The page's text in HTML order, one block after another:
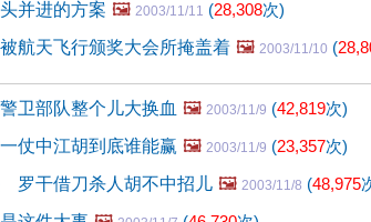
并进的方案 🖼️ 2003/11/11 (28,308次)
航天飞行颁奖大会所掩盖着 🖼️ 2003/11/10 (
卫部队整个儿大换血 🖼️ 2003/11/9 (42,819次)
仗中江胡到底谁能赢 🖼️ 2003/11/9 (23,357次)
罗干借刀杀人胡不中招儿 🖼️ 2003/11/8 (48,975